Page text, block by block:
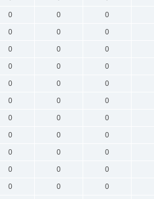
0 0 0
0 0 0
0 0 0
0 0 0
0 0 0
0 0 0
0 0 0
0 0 0
0 0 0
0 0 0
0 0 0